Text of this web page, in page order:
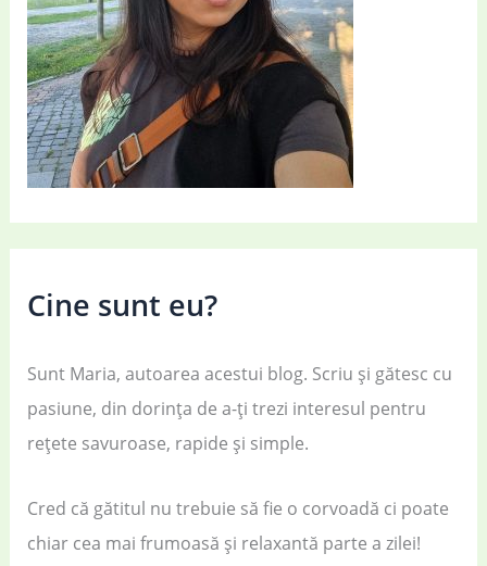
Cine sunt eu?
Sunt Maria, autoarea acestui blog. Scriu și gătesc cu
pasiune, din dorința de a-ți trezi interesul pentru
rețete savuroase, rapide și simple.
Cred că gătitul nu trebuie să fie o corvoadă ci poate
chiar cea mai frumoasă și relaxantă parte a zilei!